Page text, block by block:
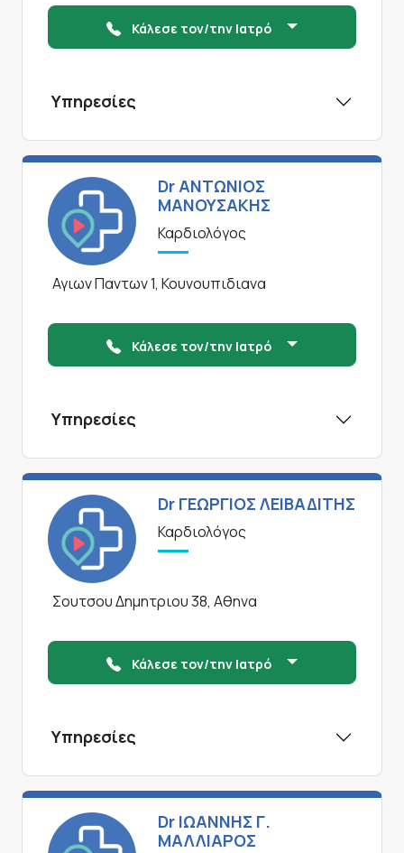
Κάλεσε τον/την Ιατρό
Υπηρεσίες
Dr ΑΝΤΩΝΙΟΣ
ΜΑΝΟΥΣΑΚΗΣ
Καρδιολόγος
Αγιων Παντων 1, Κουνουπιδιανα
Κάλεσε τον/την Ιατρό
Υπηρεσίες
Dr ΓΕΩΡΓΙΟΣ ΛΕΙΒΑΔΙΤΗΣ
Καρδιολόγος
Σουτσου Δημητριου 38, Αθηνα
Κάλεσε τον/την Ιατρό
Υπηρεσίες
Dr ΙΩΑΝΝΗΣ Γ.
ΜΑΛΛΙΑΡΟΣ